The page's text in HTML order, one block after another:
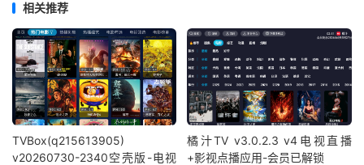
相关推荐
TVBox(q215613905)
v20260730-2340空壳版-电视
橘汁TV v3.0.2.3 v4电视直播
+影视点播应用-会员已解锁